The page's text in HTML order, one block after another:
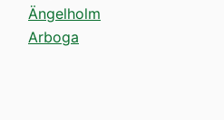
Ängelholm
Arboga